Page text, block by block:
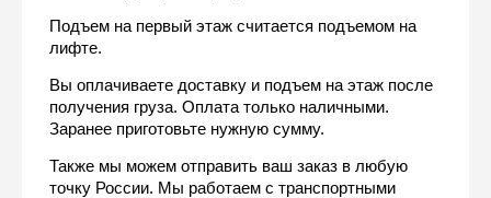
Подъем на первый этаж считается подъемом на
лифте.
Вы оплачиваете доставку и подъем на этаж после
получения груза. Оплата только наличными.
Заранее приготовьте нужную сумму.
Также мы можем отправить ваш заказ в любую
точку России. Мы работаем с транспортными